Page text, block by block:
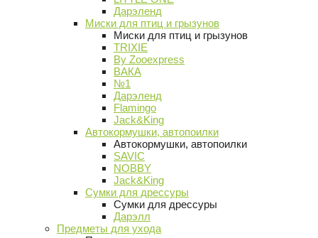
Дарэленд
Миски для птиц и грызунов
Миски для птиц и грызунов
TRIXIE
By Zooexpress
ВАКА
№1
Дарэленд
Flamingo
Jack&King
Автокормушки, автопоилки
Автокормушки, автопоилки
SAVIC
NOBBY
Jack&King
Сумки для дрессуры
Сумки для дрессуры
Дарэлл
Предметы для ухода